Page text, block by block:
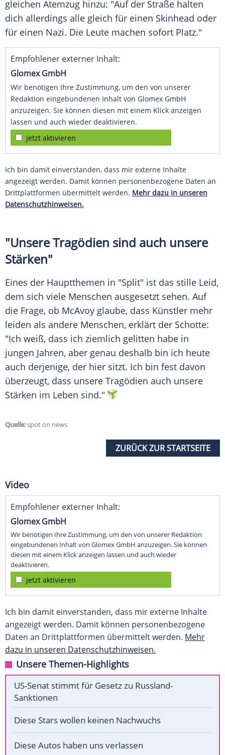
gleichen Atemzug hinzu: "Auf der Straße halten
dich allerdings alle gleich für einen Skinhead oder
für einen Nazi. Die Leute machen sofort Platz."
Empfohlener externer Inhalt:
Glomex GmbH
Wir benötigen Ihre Zustimmung, um den von unserer
Redaktion eingebundenen Inhalt von Glomex GmbH
anzuzeigen. Sie können diesen mit einem Klick anzeigen
lassen und auch wieder deaktivieren.
jetzt aktivieren
Ich bin damit einverstanden, dass mir externe Inhalte
angezeigt werden. Damit können personenbezogene Daten an
Drittplattformen übermittelt werden. Mehr dazu in unseren
Datenschutzhinweisen.
"Unsere Tragödien sind auch unsere
Stärken"
Eines der Hauptthemen in "Split" ist das stille Leid,
dem sich viele Menschen ausgesetzt sehen. Auf
die Frage, ob McAvoy glaube, dass Künstler mehr
leiden als andere Menschen, erklärt der Schotte:
"Ich weiß, dass ich ziemlich gelitten habe in
jungen Jahren, aber genau deshalb bin ich heute
auch derjenige, der hier sitzt. Ich bin fest davon
überzeugt, dass unsere Tragödien auch unsere
Stärken im Leben sind."
Quelle:spot on news
ZURÜCK ZUR STARTSEITE
Video
Empfohlener externer Inhalt:
Glomex GmbH
Wir benötigen Ihre Zustimmung, um den von unserer Redaktion
eingebundenen Inhalt von Glomex GmbH anzuzeigen. Sie können
diesen mit einem Klick anzeigen lassen und auch wieder
deaktivieren.
jetzt aktivieren
Ich bin damit einverstanden, dass mir externe Inhalte
angezeigt werden. Damit können personenbezogene
Daten an Drittplattformen übermittelt werden. Mehr
dazu in unseren Datenschutzhinweisen.
Unsere Themen-Highlights
US-Senat stimmt für Gesetz zu Russland-
Sanktionen
Diese Stars wollen keinen Nachwuchs
Diese Autos haben uns verlassen